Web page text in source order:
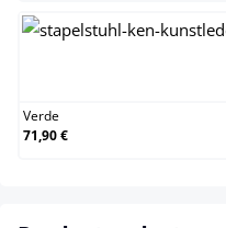
Verde
71,90 €